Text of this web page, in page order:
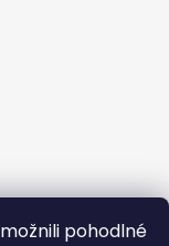
pohodlné